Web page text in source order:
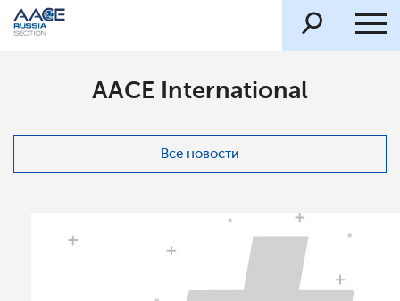
AACE International
Все новости